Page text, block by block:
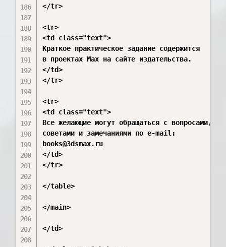
</tr>
<tr>
<td class="text">
Краткое практическое задание содержится
в проектах Max на сайте издательства.
</td>
</tr>
<tr>
<td class="text">
Все желающие могут обращаться с вопросами,
советами и замечаниями по e-mail:
books@3dsmax.ru
</td>
</tr>
</table>
</main>
</td>